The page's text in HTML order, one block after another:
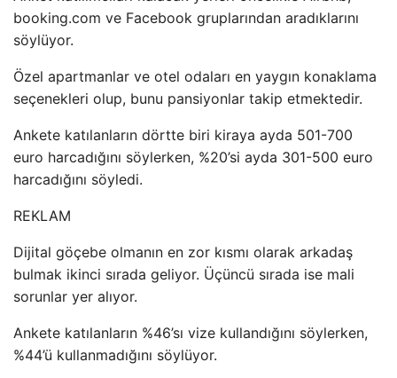
booking.com ve Facebook gruplarından aradıklarını
söylüyor.
Özel apartmanlar ve otel odaları en yaygın konaklama
seçenekleri olup, bunu pansiyonlar takip etmektedir.
Ankete katılanların dörtte biri kiraya ayda 501-700
euro harcadığını söylerken, %20’si ayda 301-500 euro
harcadığını söyledi.
REKLAM
Dijital göçebe olmanın en zor kısmı olarak arkadaş
bulmak ikinci sırada geliyor. Üçüncü sırada ise mali
sorunlar yer alıyor.
Ankete katılanların %46’sı vize kullandığını söylerken,
%44’ü kullanmadığını söylüyor.